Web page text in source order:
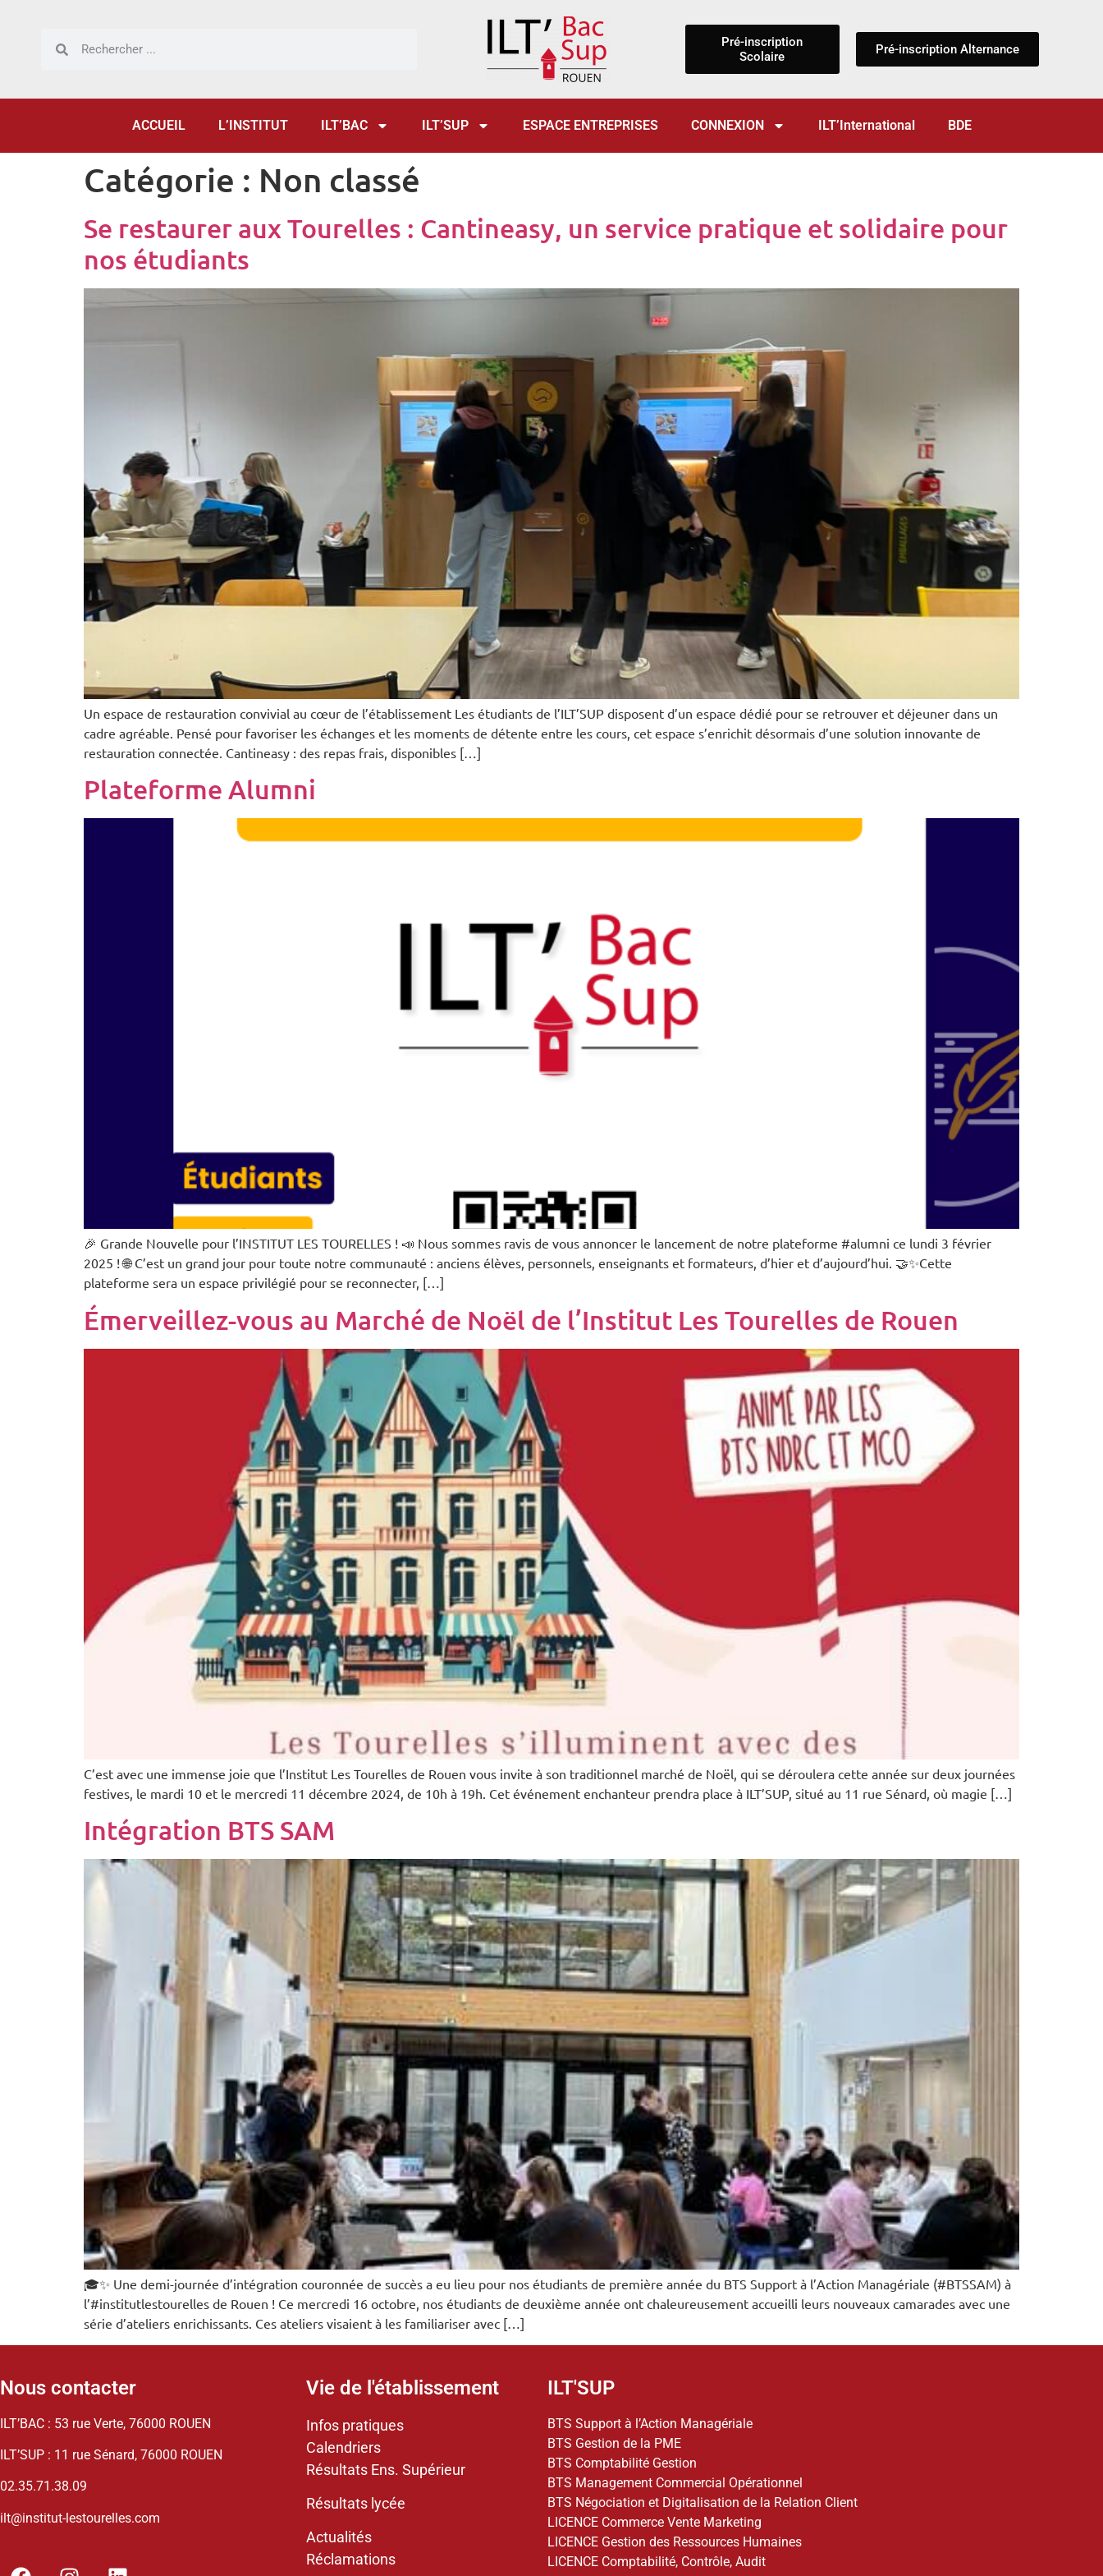
Pré-inscription
Scolaire
Pré-inscription Alternance
ACCUEIL L’INSTITUT ILT’BAC ILT’SUP ESPACE ENTREPRISES CONNEXION ILT’International BDE
Catégorie : Non classé
Se restaurer aux Tourelles : Cantineasy, un service pratique et solidaire pour
nos étudiants
Un espace de restauration convivial au cœur de l’établissement Les étudiants de l’ILT’SUP disposent d’un espace dédié pour se retrouver et déjeuner dans un
cadre agréable. Pensé pour favoriser les échanges et les moments de détente entre les cours, cet espace s’enrichit désormais d’une solution innovante de
restauration connectée. Cantineasy : des repas frais, disponibles […]
Plateforme Alumni
🎉 Grande Nouvelle pour l’INSTITUT LES TOURELLES ! 📣 Nous sommes ravis de vous annoncer le lancement de notre plateforme #alumni ce lundi 3 février
2025 ! 🌐 C’est un grand jour pour toute notre communauté : anciens élèves, personnels, enseignants et formateurs, d’hier et d’aujourd’hui. 🤝✨Cette
plateforme sera un espace privilégié pour se reconnecter, […]
Émerveillez-vous au Marché de Noël de l’Institut Les Tourelles de Rouen
C’est avec une immense joie que l’Institut Les Tourelles de Rouen vous invite à son traditionnel marché de Noël, qui se déroulera cette année sur deux journées
festives, le mardi 10 et le mercredi 11 décembre 2024, de 10h à 19h. Cet événement enchanteur prendra place à ILT’SUP, situé au 11 rue Sénard, où magie […]
Intégration BTS SAM
🎓✨ Une demi-journée d’intégration couronnée de succès a eu lieu pour nos étudiants de première année du BTS Support à l’Action Managériale (#BTSSAM) à
l’#institutlestourelles de Rouen ! Ce mercredi 16 octobre, nos étudiants de deuxième année ont chaleureusement accueilli leurs nouveaux camarades avec une
série d’ateliers enrichissants. Ces ateliers visaient à les familiariser avec […]
Nous contacter
ILT’BAC : 53 rue Verte, 76000 ROUEN
ILT’SUP : 11 rue Sénard, 76000 ROUEN
02.35.71.38.09
ilt@institut-lestourelles.com
Vie de l'établissement
Infos pratiques
Calendriers
Résultats Ens. Supérieur
Résultats lycée
Actualités
Réclamations
ILT'SUP
BTS Support à l’Action Managériale
BTS Gestion de la PME
BTS Comptabilité Gestion
BTS Management Commercial Opérationnel
BTS Négociation et Digitalisation de la Relation Client
LICENCE Commerce Vente Marketing
LICENCE Gestion des Ressources Humaines
LICENCE Comptabilité, Contrôle, Audit